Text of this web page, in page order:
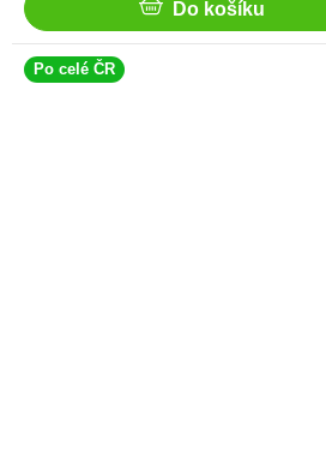
Do košíku
Po celé ČR